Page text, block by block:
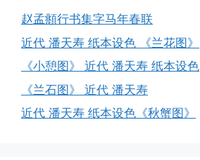
赵孟頫行书集字马年春联
近代 潘天寿 纸本设色 《兰花图》
《小憩图》 近代 潘天寿 纸本设色
《兰石图》 近代 潘天寿
近代 潘天寿 纸本设色《秋蟹图》